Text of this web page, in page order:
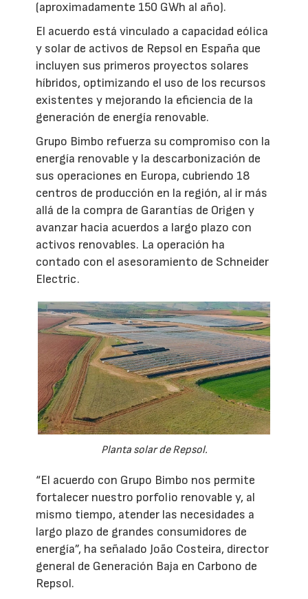
(aproximadamente 150 GWh al año).
El acuerdo está vinculado a capacidad eólica
y solar de activos de Repsol en España que
incluyen sus primeros proyectos solares
híbridos, optimizando el uso de los recursos
existentes y mejorando la eficiencia de la
generación de energía renovable.
Grupo Bimbo refuerza su compromiso con la
energía renovable y la descarbonización de
sus operaciones en Europa, cubriendo 18
centros de producción en la región, al ir más
allá de la compra de Garantías de Origen y
avanzar hacia acuerdos a largo plazo con
activos renovables. La operación ha
contado con el asesoramiento de Schneider
Electric.
Planta solar de Repsol.
“El acuerdo con Grupo Bimbo nos permite
fortalecer nuestro porfolio renovable y, al
mismo tiempo, atender las necesidades a
largo plazo de grandes consumidores de
energía”, ha señalado João Costeira, director
general de Generación Baja en Carbono de
Repsol.